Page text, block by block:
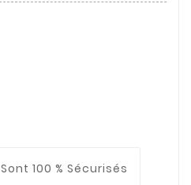
Sont 100 % Sécurisés